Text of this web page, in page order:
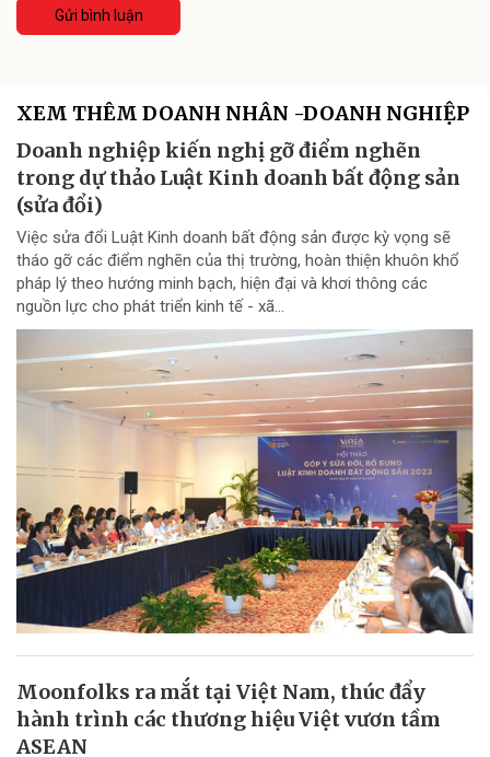
Gửi bình luận
XEM THÊM DOANH NHÂN -DOANH NGHIỆP
Doanh nghiệp kiến nghị gỡ điểm nghẽn
trong dự thảo Luật Kinh doanh bất động sản
(sửa đổi)
Việc sửa đổi Luật Kinh doanh bất động sản được kỳ vọng sẽ
tháo gỡ các điểm nghẽn của thị trường, hoàn thiện khuôn khổ
pháp lý theo hướng minh bạch, hiện đại và khơi thông các
nguồn lực cho phát triển kinh tế - xã...
Moonfolks ra mắt tại Việt Nam, thúc đẩy
hành trình các thương hiệu Việt vươn tầm
ASEAN